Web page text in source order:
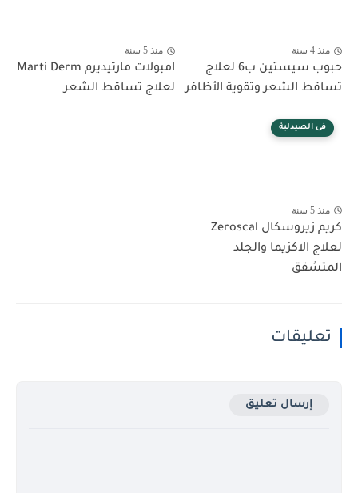
منذ 4 سنة
حبوب سيستين ب6 لعلاج
تساقط الشعر وتقوية الأظافر
منذ 5 سنة
امبولات مارتيديرم Marti Derm
لعلاج تساقط الشعر
فى الصيدلية
منذ 5 سنة
كريم زيروسكال Zeroscal
لعلاج الاكزيما والجلد
المتشقق
تعليقات
إرسال تعليق